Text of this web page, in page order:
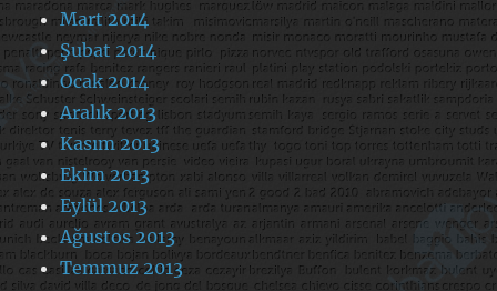
Mart 2014
Şubat 2014
Ocak 2014
Aralık 2013
Kasım 2013
Ekim 2013
Eylül 2013
Ağustos 2013
Temmuz 2013